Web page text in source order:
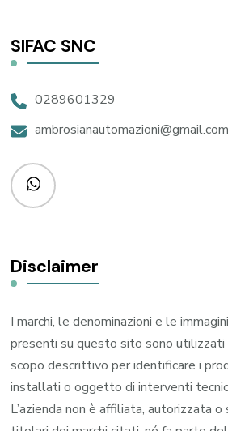
SIFAC SNC
0289601329
ambrosianautomazioni@gmail.com
Disclaimer
I marchi, le denominazioni e le
presenti su questo sito sono utilizzati
scopo descrittivo per identificare i
installati o oggetto di interventi
L’azienda non è affiliata, autorizzata